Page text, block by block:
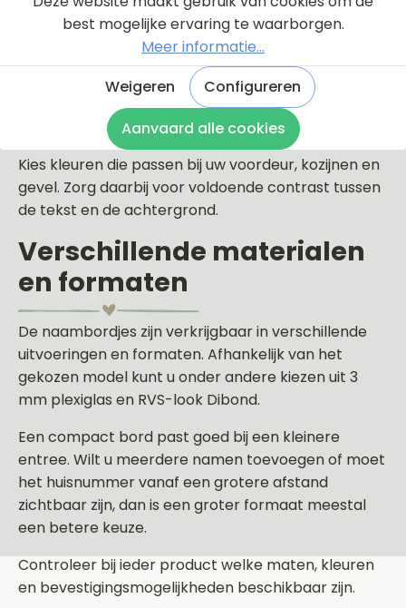
Subtiele ontwerpen met één vlinder
Kleurrijke naambordjes met meerdere vlinders
Vlinders gecombineerd met bloemen of takjes
Moderne ontwerpen met rustige lijnen
Persoonlijke bordjes met namen en
huisnummer
Kies kleuren die passen bij uw voordeur, kozijnen en
gevel. Zorg daarbij voor voldoende contrast tussen
de tekst en de achtergrond.
Verschillende materialen
en formaten
De naambordjes zijn verkrijgbaar in verschillende
uitvoeringen en formaten. Afhankelijk van het
gekozen model kunt u onder andere kiezen uit 3
mm plexiglas en RVS-look Dibond.
Een compact bord past goed bij een kleinere
entree. Wilt u meerdere namen toevoegen of moet
het huisnummer vanaf een grotere afstand
zichtbaar zijn, dan is een groter formaat meestal
een betere keuze.
Controleer bij ieder product welke maten, kleuren
en bevestigingsmogelijkheden beschikbaar zijn.
best mogelijke ervaring te waarborgen.
Meer informatie...
Weigeren
Configureren
Aanvaard alle cookies